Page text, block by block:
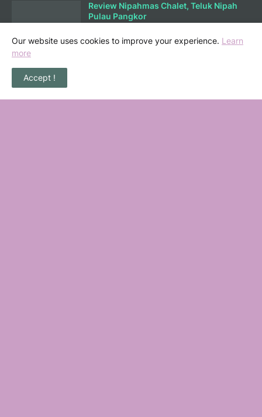
Review Nipahmas Chalet, Teluk Nipah
Pulau Pangkor
Our website uses cookies to improve your experience. Learn
more
Accept !